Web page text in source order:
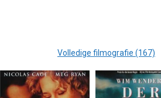
Volledige filmografie (167)